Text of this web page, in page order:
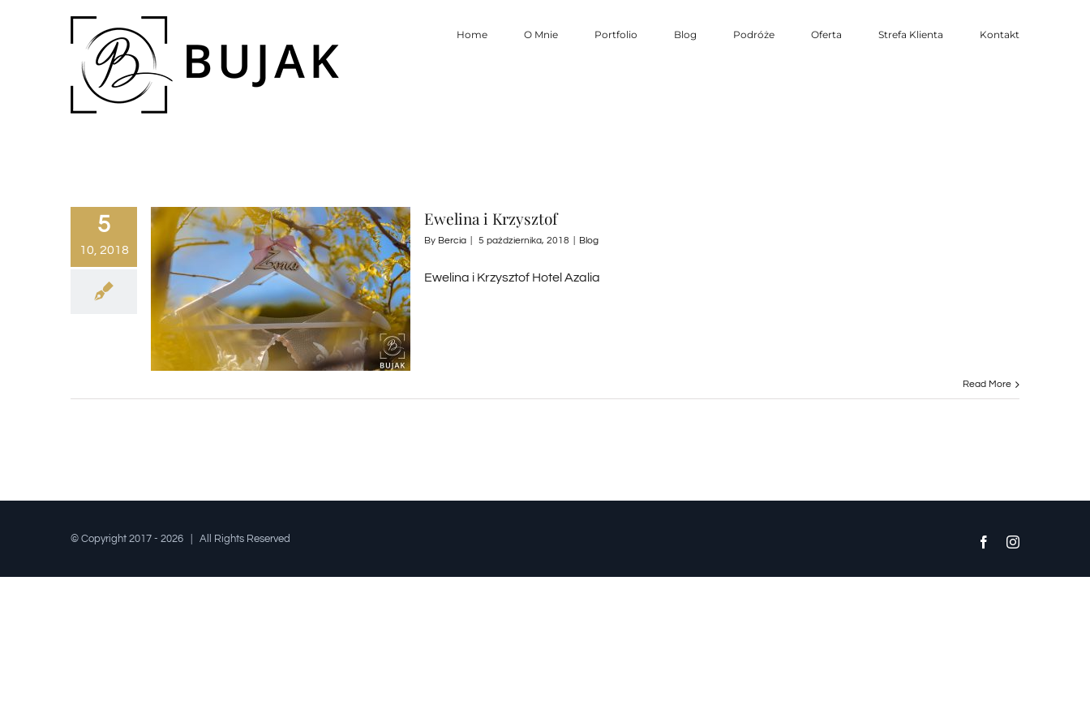
Home O Mnie Portfolio Blog Podróże Oferta Strefa Klienta Kontakt
5
10, 2018
Ewelina i Krzysztof
By Bercia 5 października, 2018 Blog
Ewelina i Krzysztof Hotel Azalia
Read More
© Copyright 2017 - 2026 | All Rights Reserved FacebookInstagram